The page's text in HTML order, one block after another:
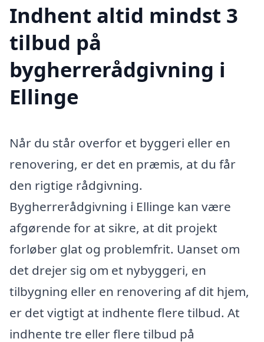
Indhent altid mindst 3
tilbud på
bygherrerådgivning i
Ellinge
Når du står overfor et byggeri eller en
renovering, er det en præmis, at du får
den rigtige rådgivning.
Bygherrerådgivning i Ellinge kan være
afgørende for at sikre, at dit projekt
forløber glat og problemfrit. Uanset om
det drejer sig om et nybyggeri, en
tilbygning eller en renovering af dit hjem,
er det vigtigt at indhente flere tilbud. At
indhente tre eller flere tilbud på